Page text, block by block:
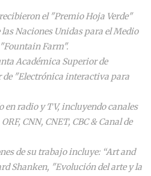
el "Premio Hoja Verde"
Naciones Unidas para el Medio
Farm".
Académica Superior de
"Electrónica interactiva para
en radio y TV, incluyendo canales
CNN, CNET, CBC & Canal de
de su trabajo incluye: “Art and
Shanken, "Evolución del arte y la